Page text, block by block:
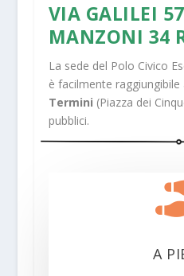
VIA GALILEI
MANZONI 34
La sede del Polo Civico
è facilmente raggiungibile
Termini (Piazza dei
pubblici.
A